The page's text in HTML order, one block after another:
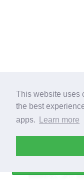
This website uses
the best
apps.
Learn more
Парламент